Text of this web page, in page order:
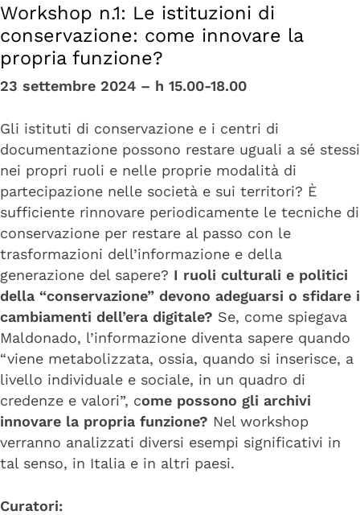
Workshop n.1: Le istituzioni di
conservazione: come innovare la
propria funzione?
23 settembre 2024 – h 15.00-18.00
Gli istituti di conservazione e i centri di
documentazione possono restare uguali a sé stessi
nei propri ruoli e nelle proprie modalità di
partecipazione nelle società e sui territori? È
sufficiente rinnovare periodicamente le tecniche di
conservazione per restare al passo con le
trasformazioni dell’informazione e della
generazione del sapere? I ruoli culturali e politici
della “conservazione” devono adeguarsi o sfidare i
cambiamenti dell’era digitale? Se, come spiegava
Maldonado, l’informazione diventa sapere quando
“viene metabolizzata, ossia, quando si inserisce, a
livello individuale e sociale, in un quadro di
credenze e valori”, come possono gli archivi
innovare la propria funzione? Nel workshop
verranno analizzati diversi esempi significativi in
tal senso, in Italia e in altri paesi.
Curatori: